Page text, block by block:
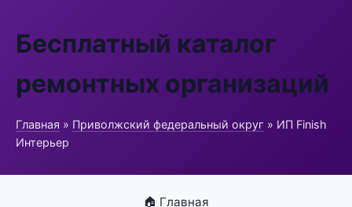
Бесплатный каталог
ремонтных организаций
Главная » Приволжский федеральный округ » ИП Finish
Интерьер
🏠 Главная